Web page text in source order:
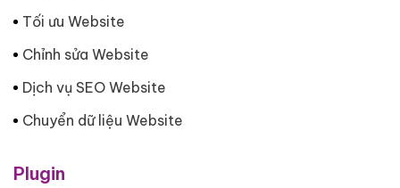
Tối ưu Website
Chỉnh sửa Website
Dịch vụ SEO Website
Chuyển dữ liệu Website
Plugin